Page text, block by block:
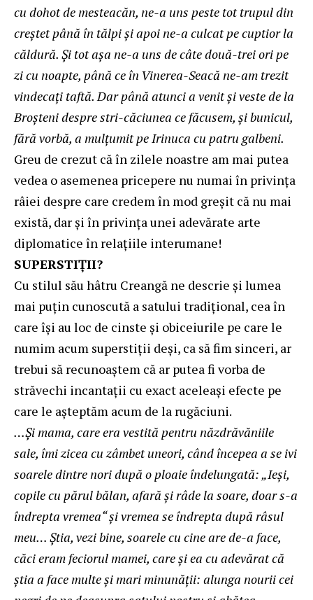
cu dohot de mesteacăn, ne-a uns peste tot trupul din
creştet până în tălpi şi apoi ne-a culcat pe cuptior la
căldură. Şi tot aşa ne-a uns de câte două-trei ori pe
zi cu noapte, până ce în Vinerea-Seacă ne-am trezit
vindecaţi taftă. Dar până atunci a venit şi veste de la
Broşteni despre stri-căciunea ce făcusem, şi bunicul,
fără vorbă, a mulţumit pe Irinuca cu patru galbeni.
Greu de crezut că în zilele noastre am mai putea
vedea o asemenea pricepere nu numai în privința
râiei despre care credem în mod greșit că nu mai
există, dar și în privința unei adevărate arte
diplomatice în relațiile interumane!
SUPERSTIȚII?
Cu stilul său hâtru Creangă ne descrie și lumea
mai puțin cunoscută a satului tradițional, cea în
care își au loc de cinste și obiceiurile pe care le
numim acum superstiții deși, ca să fim sinceri, ar
trebui să recunoaștem că ar putea fi vorba de
străvechi incantații cu exact aceleași efecte pe
care le așteptăm acum de la rugăciuni.
…Şi mama, care era vestită pentru năzdrăvăniile
sale, îmi zicea cu zâmbet uneori, când începea a se ivi
soarele dintre nori după o ploaie îndelungată: „Ieşi,
copile cu părul bălan, afară şi râde la soare, doar s-a
îndrepta vremea“ şi vremea se îndrepta după râsul
meu… Ştia, vezi bine, soarele cu cine are de-a face,
căci eram feciorul mamei, care şi ea cu adevărat că
ştia a face multe şi mari minunăţii: alunga nourii cei